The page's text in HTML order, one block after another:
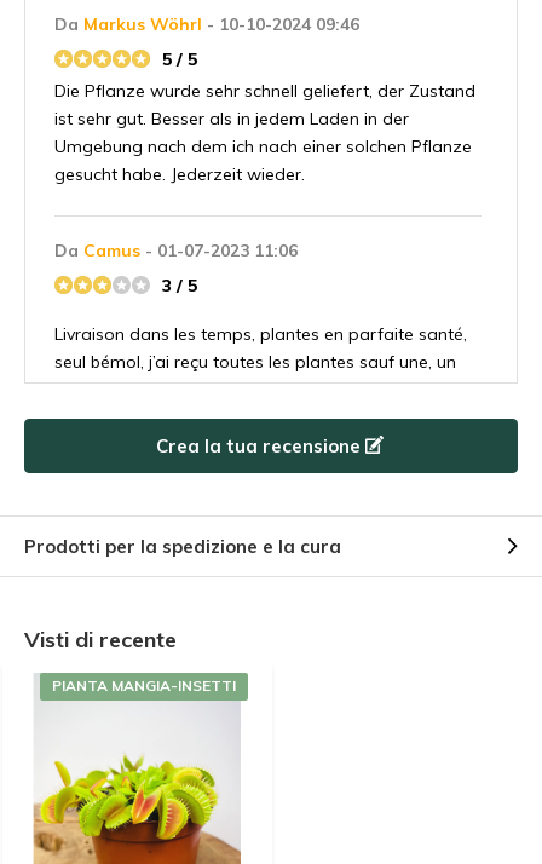
Da Markus Wöhrl - 10-10-2024 09:46
5 / 5
Die Pflanze wurde sehr schnell geliefert, der Zustand
ist sehr gut. Besser als in jedem Laden in der
Umgebung nach dem ich nach einer solchen Pflanze
gesucht habe. Jederzeit wieder.
Da Camus - 01-07-2023 11:06
3 / 5
Livraison dans les temps, plantes en parfaite santé,
seul bémol, j’ai reçu toutes les plantes sauf une, un
message joint à mon colis stipulait bien qu’il
manquait une plante car manque de stock, mais
recevoir ce message en même temps que mon colis
m’a un peu agacé sachant que lors de ma
+ En forme
-
DaVelt- 01-06-2023 12:10
bonne qualité
Da Giorgia - 22-05-2023 21:10
Crea la tua recensione
Prodotti per la spedizione e la cura
Visti di recente
PIANTA MANGIA-INSETTI